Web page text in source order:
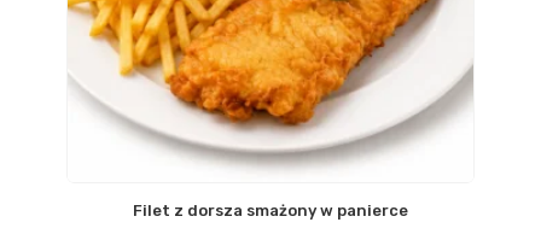
Filet z dorsza smażony w panierce